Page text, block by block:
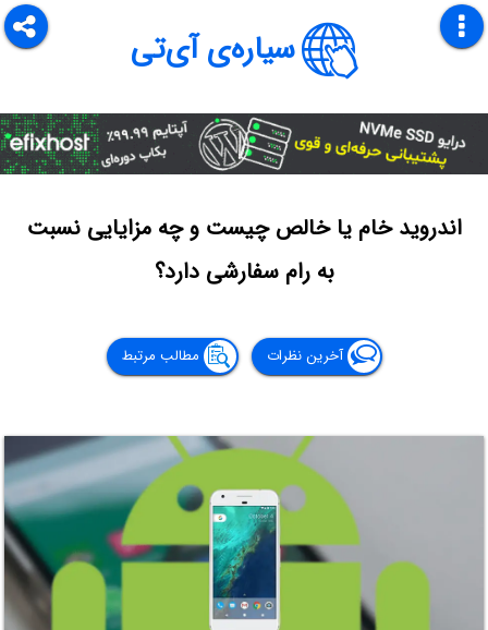
سیاره‌ی آی‌تی
اندروید خام یا خالص چیست و چه مزایایی نسبت
به رام سفارشی دارد؟
آخرین نظرات مطالب مرتبط